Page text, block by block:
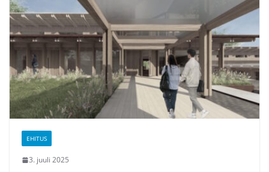
EHITUS
3. juuli 2025